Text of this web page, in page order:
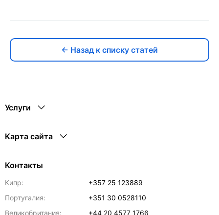
← Назад к списку статей
Услуги
Карта сайта
Контакты
Кипр:
+357 25 123889
Португалия:
+351 30 0528110
Великобритания:
+44 20 4577 1766